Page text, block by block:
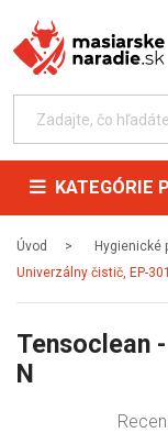
KATEGÓRIE
Úvod Hygienické
Univerzálny čistič, EP-
Tensoclean
N